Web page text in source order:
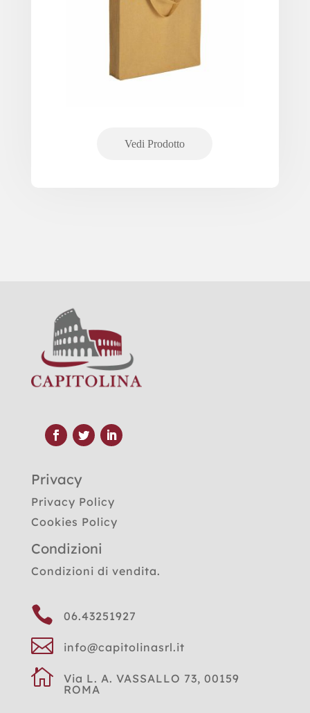
Privacy
Privacy Policy
Cookies Policy
Condizioni
Condizioni di vendita.
 06.43251927
 info@capitolinasrl.it

Via L. A. VASSALLO 73, 00159
ROMA